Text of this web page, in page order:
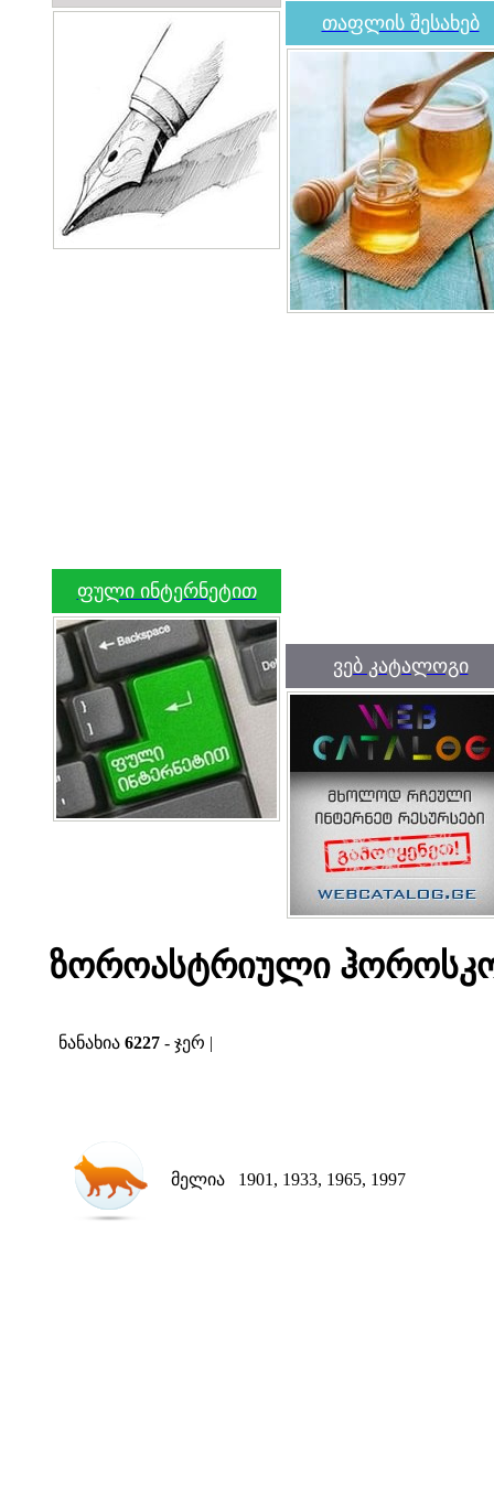
თაფლის შესახებ
ფული ინტერნეტით
ვებ კატალოგი
ზოროასტრიული
ნანახია 6227 - ჯერ |
მელია 1901, 1933, 1965, 1997